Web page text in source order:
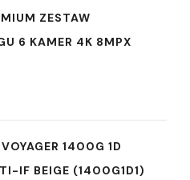
ZESTAW
6 KAMER 4K 8MPX
1400G 1D
IF BEIGE (1400G1D1)